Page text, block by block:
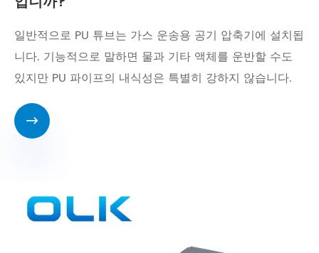
일반적으로 PU 튜브는 가스 운송용 공기 압축기에 설치됩
니다. 기능적으로 말하면 물과 기타 액체를 운반할 수도
있지만 PU 파이프의 내식성은 특별히 강하지 않습니다.
